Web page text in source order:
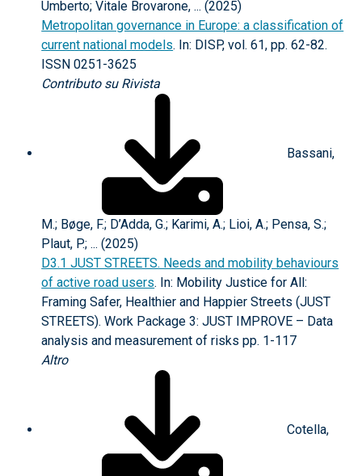
Umberto; Vitale Brovarone, ... (2025)
Metropolitan governance in Europe: a classification of
current national models. In: DISP, vol. 61, pp. 62-82.
ISSN 0251-3625
Contributo su Rivista
Bassani,
M.; Bøge, F.; D’Adda, G.; Karimi, A.; Lioi, A.; Pensa, S.;
Plaut, P.; ... (2025)
D3.1 JUST STREETS. Needs and mobility behaviours
of active road users. In: Mobility Justice for All:
Framing Safer, Healthier and Happier Streets (JUST
STREETS). Work Package 3: JUST IMPROVE – Data
analysis and measurement of risks pp. 1-117
Altro
Cotella,